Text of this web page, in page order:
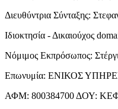
Διευθύντρια Σύνταξης:
Ιδιοκτησία - Δικαιούχος
Νόμιμος Εκπρόσωπος:
Επωνυμία: ΕΝΙΚΟΣ
ΑΦΜ: 800384700 ΔΟΥ: